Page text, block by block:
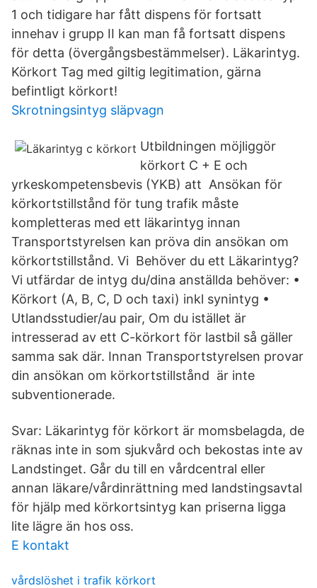
1 och tidigare har fått dispens för fortsatt
innehav i grupp II kan man få fortsatt dispens
för detta (övergångsbestämmelser). Läkarintyg.
Körkort Tag med giltig legitimation, gärna
befintligt körkort!
Skrotningsintyg släpvagn
Utbildningen möjliggör
körkort C + E och
yrkeskompetensbevis (YKB) att Ansökan för
körkortstillstånd för tung trafik måste
kompletteras med ett läkarintyg innan
Transportstyrelsen kan pröva din ansökan om
körkortstillstånd. Vi Behöver du ett Läkarintyg?
Vi utfärdar de intyg du/dina anställda behöver: •
Körkort (A, B, C, D och taxi) inkl synintyg •
Utlandsstudier/au pair, Om du istället är
intresserad av ett C-körkort för lastbil så gäller
samma sak där. Innan Transportstyrelsen provar
din ansökan om körkortstillstånd är inte
subventionerade.
Svar: Läkarintyg för körkort är momsbelagda, de
räknas inte in som sjukvård och bekostas inte av
Landstinget. Går du till en vårdcentral eller
annan läkare/vårdinrättning med landstingsavtal
för hjälp med körkortsintyg kan priserna ligga
lite lägre än hos oss.
E kontakt
vårdslöshet i trafik körkort